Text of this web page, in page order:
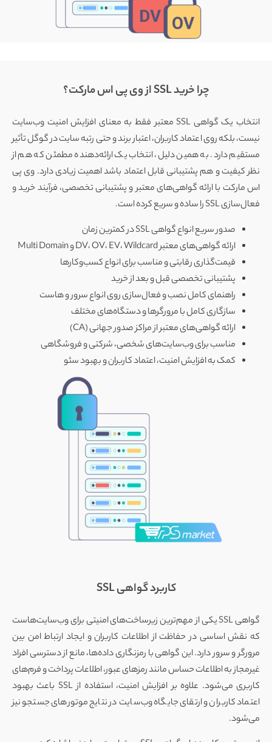
چرا خرید SSL از وی پی اس مارکت؟
انتخاب یک گواهی SSL معتبر فقط به معنای افزایش امنیت وب‌سایت
نیست، بلکه روی اعتماد کاربران، اعتبار برند و حتی رتبه سایت در گوگل تأثیر
مستقیم دارد. به همین دلیل، انتخاب یک ارائه‌دهنده مطمئن که هم از
نظر کیفیت و هم پشتیبانی قابل اعتماد باشد اهمیت زیادی دارد. وی پی
اس مارکت با ارائه گواهی‌های معتبر و پشتیبانی تخصصی، فرآیند خرید و
فعال‌سازی SSL را ساده و سریع کرده است.
صدور سریع انواع گواهی SSL در کمترین زمان
ارائه گواهی‌های معتبر DV، OV، EV، Wildcard و Multi Domain
قیمت‌گذاری رقابتی و مناسب برای انواع کسب‌وکارها
پشتیبانی تخصصی قبل و بعد از خرید
راهنمای کامل نصب و فعال‌سازی روی انواع سرور و هاست
سازگاری کامل با مرورگرها و دستگاه‌های مختلف
ارائه گواهی‌های معتبر از مراکز صدور جهانی (CA)
مناسب برای وب‌سایت‌های شخصی، شرکتی و فروشگاهی
کمک به افزایش امنیت، اعتماد کاربران و بهبود سئو
کاربرد گواهی SSL
گواهی SSL یکی از مهم‌ترین زیرساخت‌های امنیتی برای وب‌سایت‌هاست
که نقش اساسی در حفاظت از اطلاعات کاربران و ایجاد ارتباط امن بین
مرورگر و سرور دارد. این گواهی با رمزنگاری داده‌ها، مانع از دسترسی افراد
غیرمجاز به اطلاعات حساس مانند رمزهای عبور، اطلاعات پرداخت و فرم‌های
کاربری می‌شود. علاوه بر افزایش امنیت، استفاده از SSL باعث بهبود
اعتماد کاربران و ارتقای جایگاه وب‌سایت در نتایج موتورهای جستجو نیز
می‌شود.